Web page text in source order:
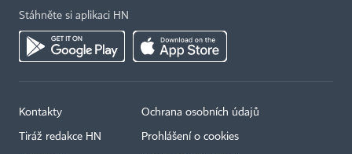
Stáhněte si aplikaci HN
Kontakty
Tiráž redakce HN
Ochrana osobních údajů
Prohlášení o cookies